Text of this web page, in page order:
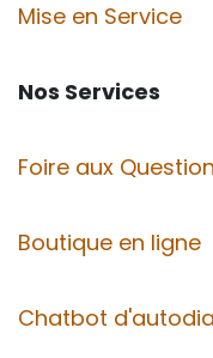
Mise en Service
Nos Services
Foire aux
Boutique en ligne
Chatbot